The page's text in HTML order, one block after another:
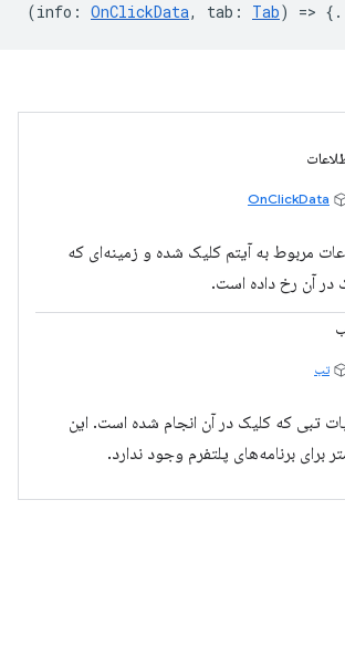
(info : OnClickData, tab : Tab) =>
OnClickData
مربوط به آیتم کلیک شده و زمینه‌ای که
در آن رخ داده است.
تب
تبی که کلیک در آن انجام شده است. این
برای برنامه‌های پلتفرم وجود ندارد.